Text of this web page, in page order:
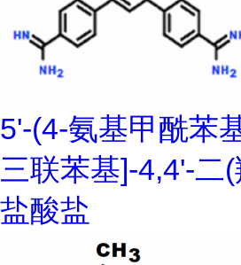
5'-(4-氨基甲酰苯
三联苯基]-4,4'-二
盐酸盐